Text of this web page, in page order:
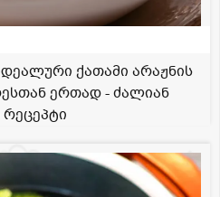
ქათამი არაჟნის
ერთად - ძალიან